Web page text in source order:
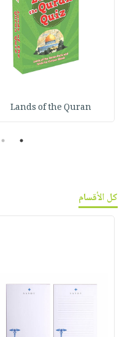
Lands of the Quran
1
2
كل الأقسام